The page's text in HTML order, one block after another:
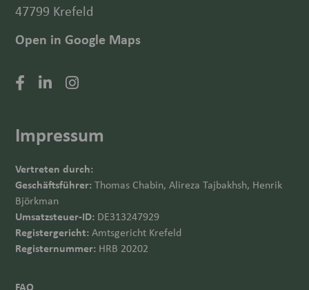
47799 Krefeld
Open in Google Maps
Impressum
Vertreten durch:
Geschäftsführer:Thomas Chabin, Alireza Tajbakhsh, Henrik
Björkman
Umsatzsteuer-ID: DE313247929
Registergericht:Amtsgericht Krefeld
Registernummer: HRB 20202
FAQ